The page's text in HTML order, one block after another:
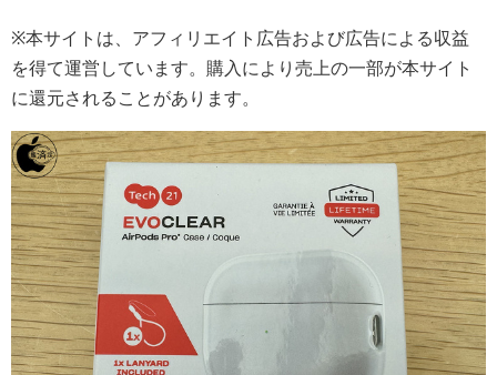
※本サイトは、アフィリエイト広告および広告による収益
を得て運営しています。購入により売上の一部が本サイト
に還元されることがあります。